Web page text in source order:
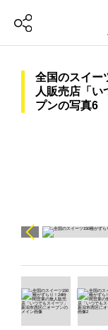
全国のスイー
人販売店「い
プンの写真6